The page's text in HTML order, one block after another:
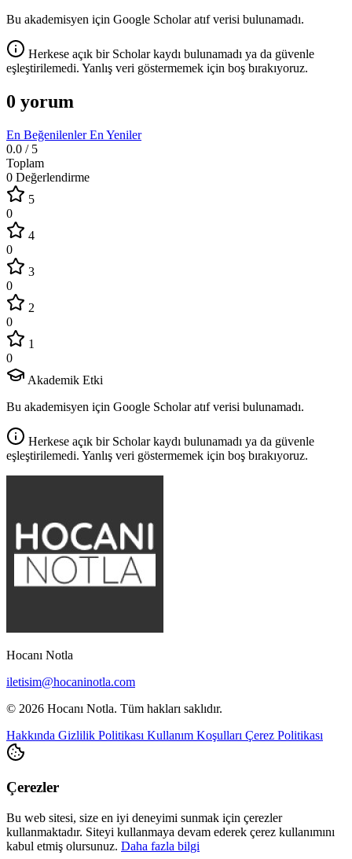
Bu akademisyen için Google Scholar atıf verisi bulunamadı.
Herkese açık bir Scholar kaydı bulunamadı ya da güvenle
eşleştirilemedi. Yanlış veri göstermemek için boş bırakıyoruz.
0 yorum
En BeğenilenlerEn Yeniler
0.0 / 5
Toplam
0 Değerlendirme
5
0
4
0
3
0
2
0
1
0
Akademik Etki
Bu akademisyen için Google Scholar atıf verisi bulunamadı.
Herkese açık bir Scholar kaydı bulunamadı ya da güvenle
eşleştirilemedi. Yanlış veri göstermemek için boş bırakıyoruz.
Hocanı Notla
iletisim@hocaninotla.com
© 2026 Hocanı Notla. Tüm hakları saklıdır.
Hakkında Gizlilik Politikası Kullanım Koşulları Çerez Politikası
Çerezler
Bu web sitesi, size en iyi deneyimi sunmak için çerezler
kullanmaktadır. Siteyi kullanmaya devam ederek çerez kullanımını
kabul etmiş olursunuz. Daha fazla bilgi